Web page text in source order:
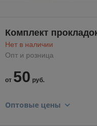
Комплект
Нет в наличии
Опт и розница
от 50 руб.
Оптовые цены